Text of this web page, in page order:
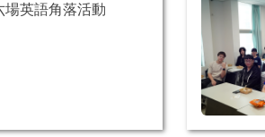
場英語角落活動